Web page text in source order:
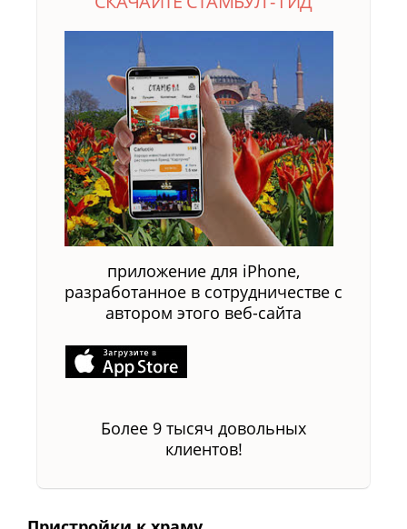
приложение для iPhone,
разработанное в сотрудничестве с
автором этого веб-сайта
Более 9 тысяч довольных
клиентов!